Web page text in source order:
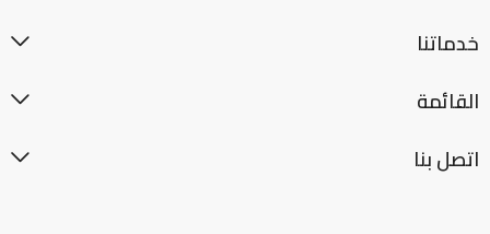
خدماتنا
القائمة
اتصل بنا